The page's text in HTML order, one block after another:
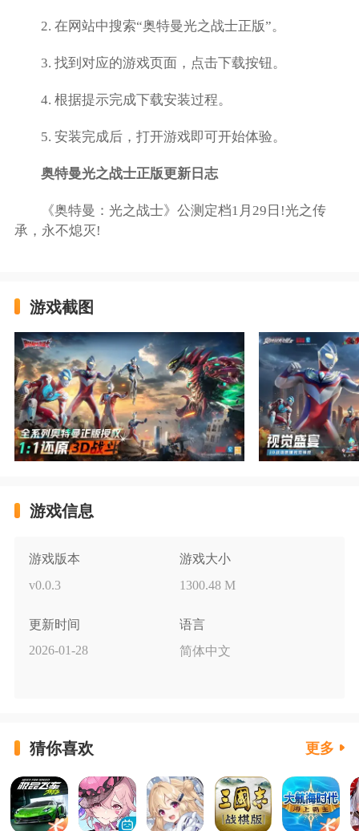
2. 在网站中搜索“奥特曼光之战士正版”。
3. 找到对应的游戏页面，点击下载按钮。
4. 根据提示完成下载安装过程。
5. 安装完成后，打开游戏即可开始体验。
奥特曼光之战士正版更新日志
《奥特曼：光之战士》公测定档1月29日!光之传
承，永不熄灭!
游戏截图
游戏信息
游戏版本
v0.0.3
游戏大小
1300.48 M
更新时间
2026-01-28
语言
简体中文
猜你喜欢 更多